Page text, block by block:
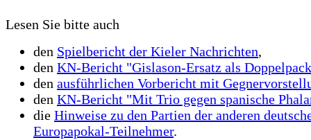
Lesen Sie bitte auch
den Spielbericht der Kieler Nachrichten,
den KN-Bericht "Gislason-Ersatz als
den ausführlichen Vorbericht mit
den KN-Bericht "Mit Trio gegen spanische
die Hinweise zu den Partien der anderen
Europapokal-Teilnehmer.